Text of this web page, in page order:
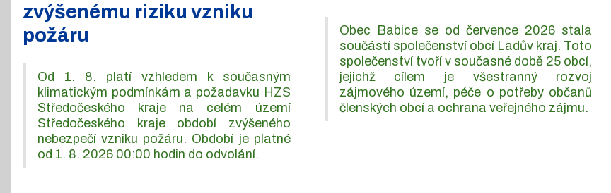
zvýšenému riziku vzniku
požáru
Od 1. 8. platí vzhledem k současným
klimatickým podmínkám a požadavku HZS
Středočeského kraje na celém území
Středočeského kraje období zvýšeného
nebezpečí vzniku požáru. Období je platné
od 1. 8. 2026 00:00 hodin do odvolání.
Obec Babice se od července 2026 stala
součástí společenství obcí Ladův kraj. Toto
společenství tvoří v současné době 25 obcí,
jejichž cílem je všestranný rozvoj
zájmového území, péče o potřeby občanů
členských obcí a ochrana veřejného zájmu.